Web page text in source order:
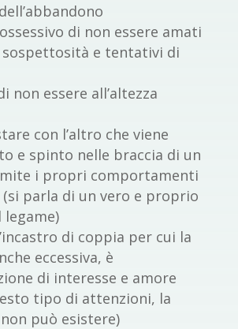
di non essere amati
sospettosità e tentativi di
non essere all’altezza
con l’altro che viene
e spinto nelle braccia di un
i propri comportamenti
(si parla di un vero e proprio
di coppia per cui la
eccessiva, è
di interesse e amore
tipo di attenzioni, la
può esistere)